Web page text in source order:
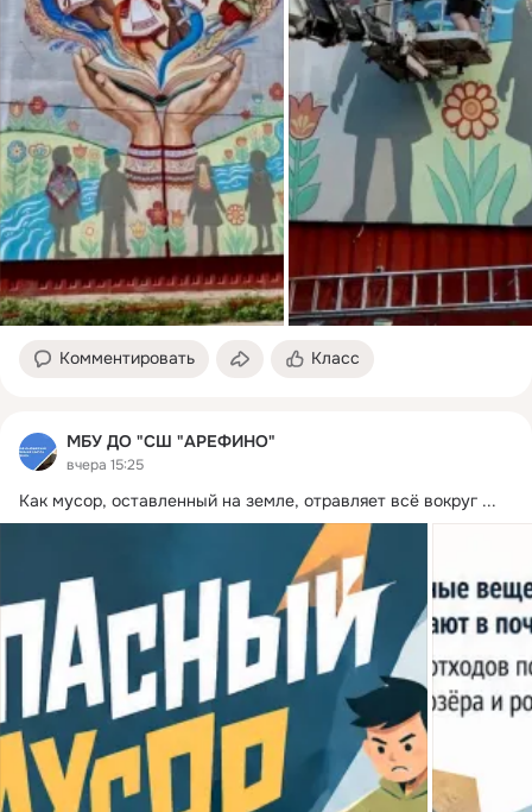
Комментировать Класс
МБУ ДО "СШ "АРЕФИНО"
вчера 15:25
Как мусор, оставленный на земле, отравляет всё вокруг ...